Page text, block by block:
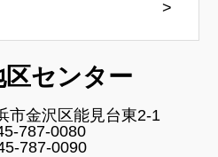
センター
金沢区能見台東2-1
787-0080
787-0090